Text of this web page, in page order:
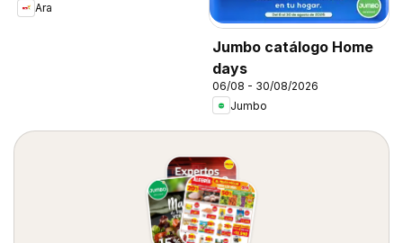
Ara
Jumbo catálogo Home
days
06/08 - 30/08/2026
Jumbo